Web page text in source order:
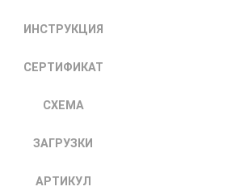
ИНСТРУКЦИЯ
СЕРТИФИКАТ
СХЕМА
ЗАГРУЗКИ
АРТИКУЛ